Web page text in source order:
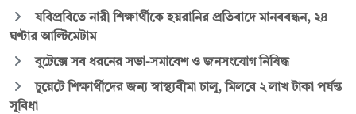
যবিপ্রবিতে নারী শিক্ষার্থীকে হয়রানির প্রতিবাদে মানববন্ধন, ২৪
ঘণ্টার আল্টিমেটাম
বুটেক্সে সব ধরনের সভা-সমাবেশ ও জনসংযোগ নিষিদ্ধ
চুয়েটে শিক্ষার্থীদের জন্য স্বাস্থ্যবীমা চালু, মিলবে ২ লাখ টাকা পর্যন্ত
সুবিধা